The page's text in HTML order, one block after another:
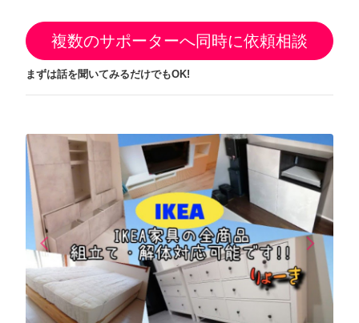
複数のサポーターへ同時に依頼相談
まずは話を聞いてみるだけでもOK!
arrow_back_iosPrevious arrow_forward_iosNext